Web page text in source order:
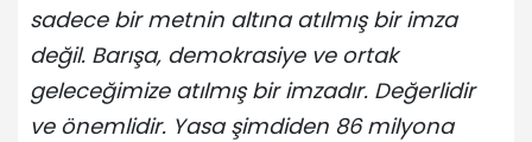
sadece bir metnin altına atılmış bir imza
değil. Barışa, demokrasiye ve ortak
geleceğimize atılmış bir imzadır. Değerlidir
ve önemlidir. Yasa şimdiden 86 milyona